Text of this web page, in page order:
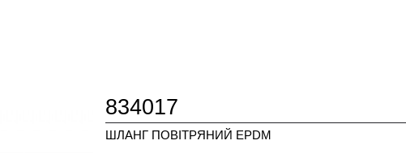
834017
ШЛАНГ ПОВІТРЯНИЙ EPDM